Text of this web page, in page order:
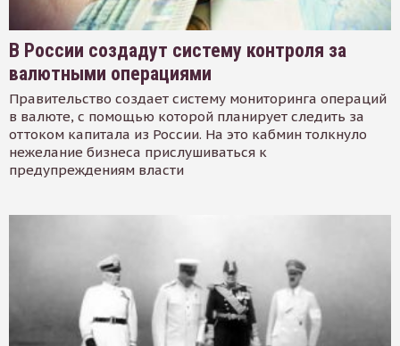
В России создадут систему контроля за
валютными операциями
Правительство создает систему мониторинга операций
в валюте, с помощью которой планирует следить за
оттоком капитала из России. На это кабмин толкнуло
нежелание бизнеса прислушиваться к
предупреждениям власти